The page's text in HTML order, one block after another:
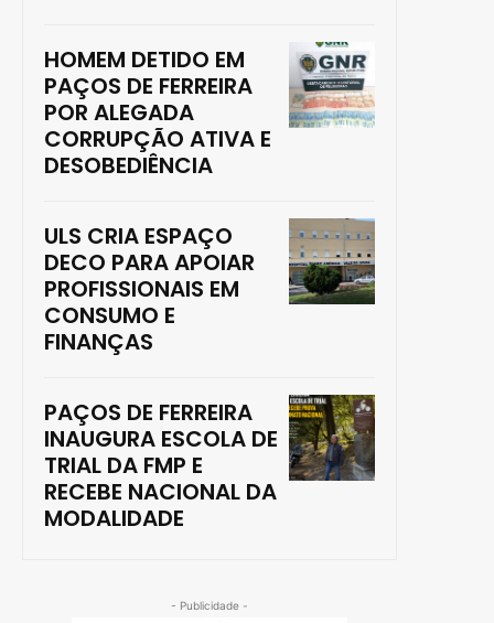
HOMEM DETIDO EM
PAÇOS DE FERREIRA
POR ALEGADA
CORRUPÇÃO ATIVA E
DESOBEDIÊNCIA
ULS CRIA ESPAÇO
DECO PARA APOIAR
PROFISSIONAIS EM
CONSUMO E
FINANÇAS
PAÇOS DE FERREIRA
INAUGURA ESCOLA DE
TRIAL DA FMP E
RECEBE NACIONAL DA
MODALIDADE
- Publicidade -